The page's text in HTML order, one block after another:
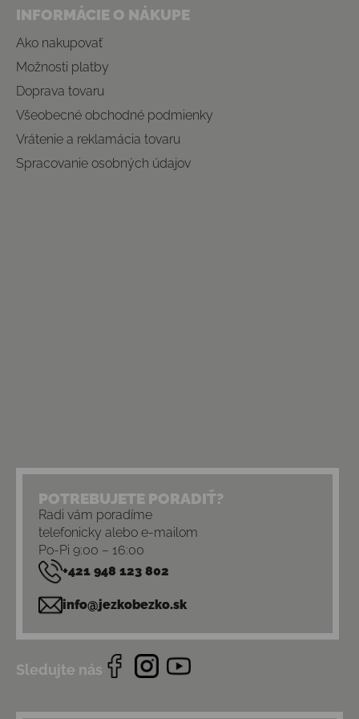
INFORMÁCIE O NÁKUPE
Ako nakupovať
Možnosti platby
Doprava tovaru
Všeobecné obchodné podmienky
Vrátenie a reklamácia tovaru
Spracovanie osobných údajov
POTREBUJETE PORADIŤ?
Radi vám poradíme
telefonicky alebo e-mailom
Po-Pi 9:00 – 16:00
+421 948 123 802
info@jezkobezko.sk
Sledujte nás